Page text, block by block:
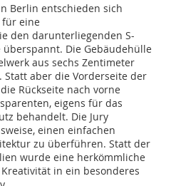
Berlin entschieden sich
für eine
den darunterliegenden S-
Die Gebäudehülle
aus sechs Zentimeter
aber die Vorderseite der
Rückseite nach vorne
eigens für das
behandelt. Die Jury
einen einfachen
zu überführen. Statt der
wurde eine herkömmliche
in ein besonderes